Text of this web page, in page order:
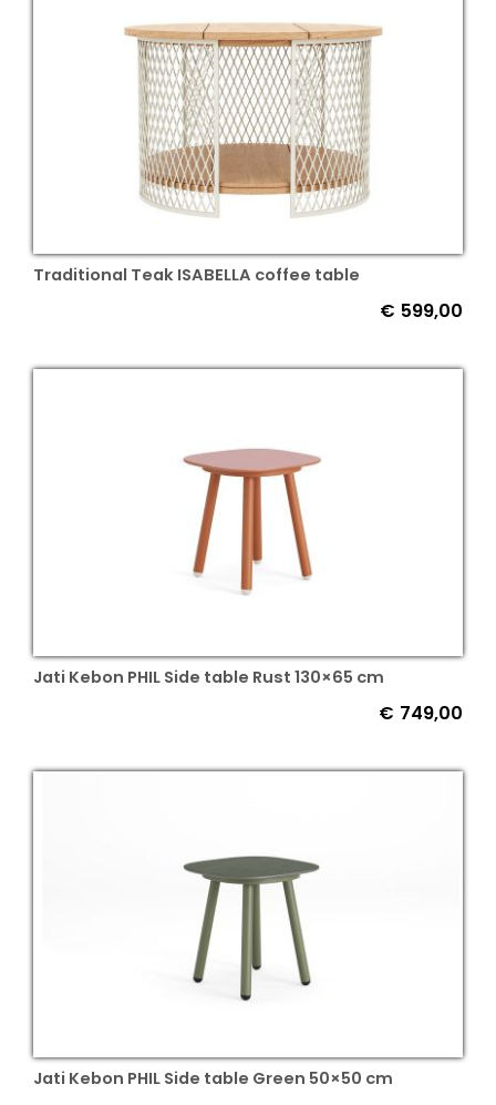
Traditional Teak ISABELLA coffee table
€ 599,00
Jati Kebon PHIL Side table Rust 130×65 cm
€ 749,00
Jati Kebon PHIL Side table Green 50×50 cm